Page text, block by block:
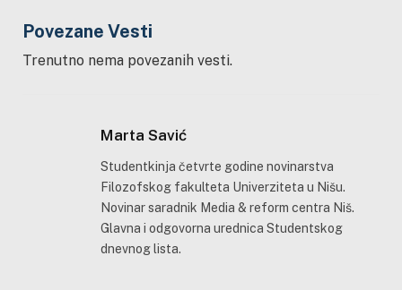
Povezane Vesti
Trenutno nema povezanih vesti.
Marta Savić
Studentkinja četvrte godine novinarstva
Filozofskog fakulteta Univerziteta u Nišu.
Novinar saradnik Media & reform centra Niš.
Glavna i odgovorna urednica Studentskog
dnevnog lista.